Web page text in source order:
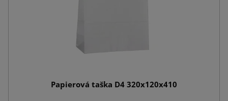
Papierová taška D4 320x120x410